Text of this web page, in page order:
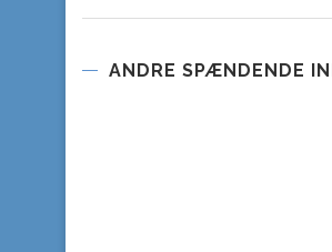
ANDRE SPÆNDENDE